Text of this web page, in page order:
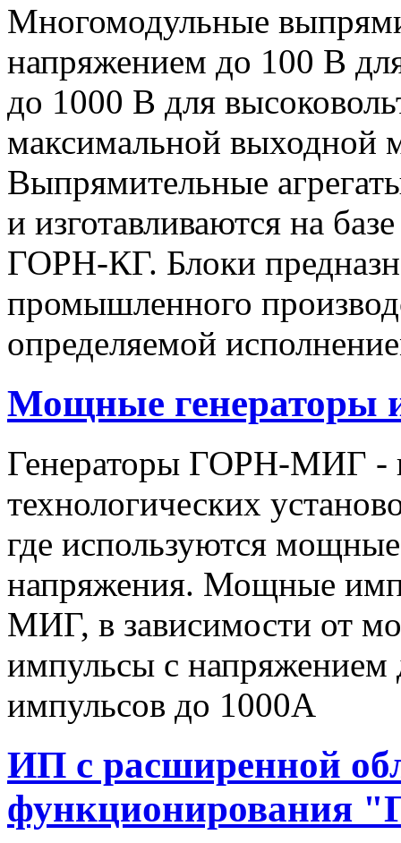
Многомодульные
напряжением до 100 В
до 1000 В для
максимальной
Выпрямительные
и изготавливаются на
ГОРН-КГ. Блоки
промышленного
определяемой
Мощные
Генераторы ГОРН-МИГ -
технологических
где используются
напряжения. Мощные
МИГ, в зависимости от
импульсы c
импульсов до 1000А
ИП с расширенной
функционирования